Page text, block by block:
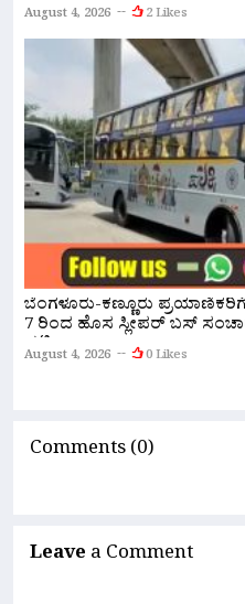
August 4, 2026 2 Likes
ಬೆಂಗಳೂರು-ಕಣ್ಣೂರು
7 ರಿಂದ ಹೊಸ ಸ್ಲೀಪರ್ ಬಸ್
ಪಟ್ಟಿ!
August 4, 2026 0 Likes
Comments (0)
Leave a Comment